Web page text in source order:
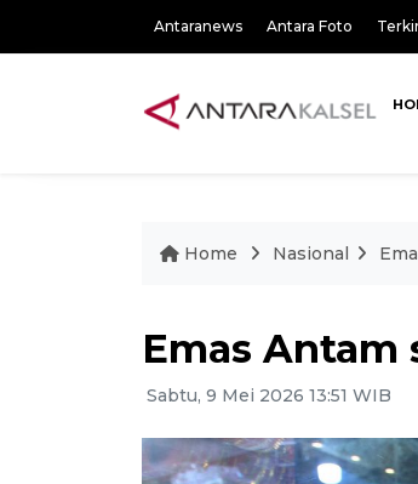
Antaranews Antara Foto
Home Nasional
Emas Antam
Sabtu, 9 Mei 2026 13:51 WIB